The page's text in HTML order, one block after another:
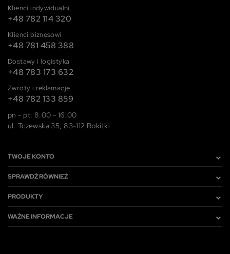
Klienci indywidualni
+48 782 114 320
Klienci biznesowi
+48 781 458 388
Dostawy i logistyka
+48 783 173 632
Zwroty i reklamacje
+48 782 133 859
pn - pt: 8:00 - 16:00
ul. Tczewska 35, 83-112 Rokitki
TWOJE KONTO
SPRAWDŹ RÓWNIEŻ
PRODUKTY
WAŻNE INFORMACJE